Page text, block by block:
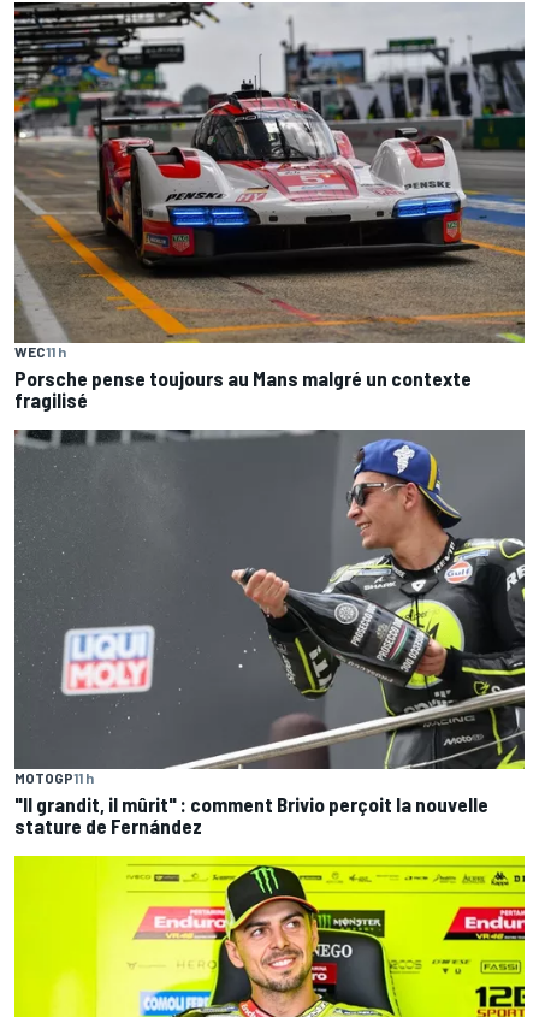
WEC11 h
Porsche pense toujours au Mans malgré un contexte
fragilisé
MOTOGP11 h
"Il grandit, il mûrit" : comment Brivio perçoit la nouvelle
stature de Fernández